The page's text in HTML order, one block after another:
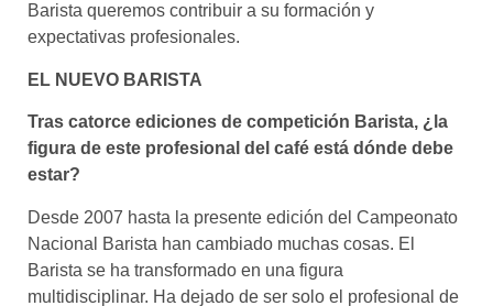
Barista queremos contribuir a su formación y
expectativas profesionales.
EL NUEVO BARISTA
Tras catorce ediciones de competición Barista, ¿la
figura de este profesional del café está dónde debe
estar?
Desde 2007 hasta la presente edición del Campeonato
Nacional Barista han cambiado muchas cosas. El
Barista se ha transformado en una figura
multidisciplinar. Ha dejado de ser solo el profesional de